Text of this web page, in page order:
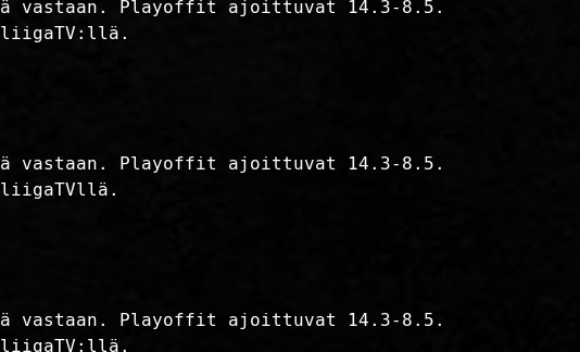
vastaan. Playoffit ajoittuvat 14.3-8.5.
vastaan. Playoffit ajoittuvat 14.3-8.5.
vastaan. Playoffit ajoittuvat 14.3-8.5.